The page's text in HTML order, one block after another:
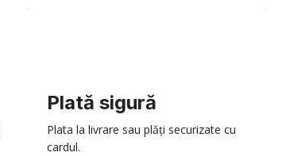
Plată sigură
Plata la livrare sau plăți securizate cu
cardul.